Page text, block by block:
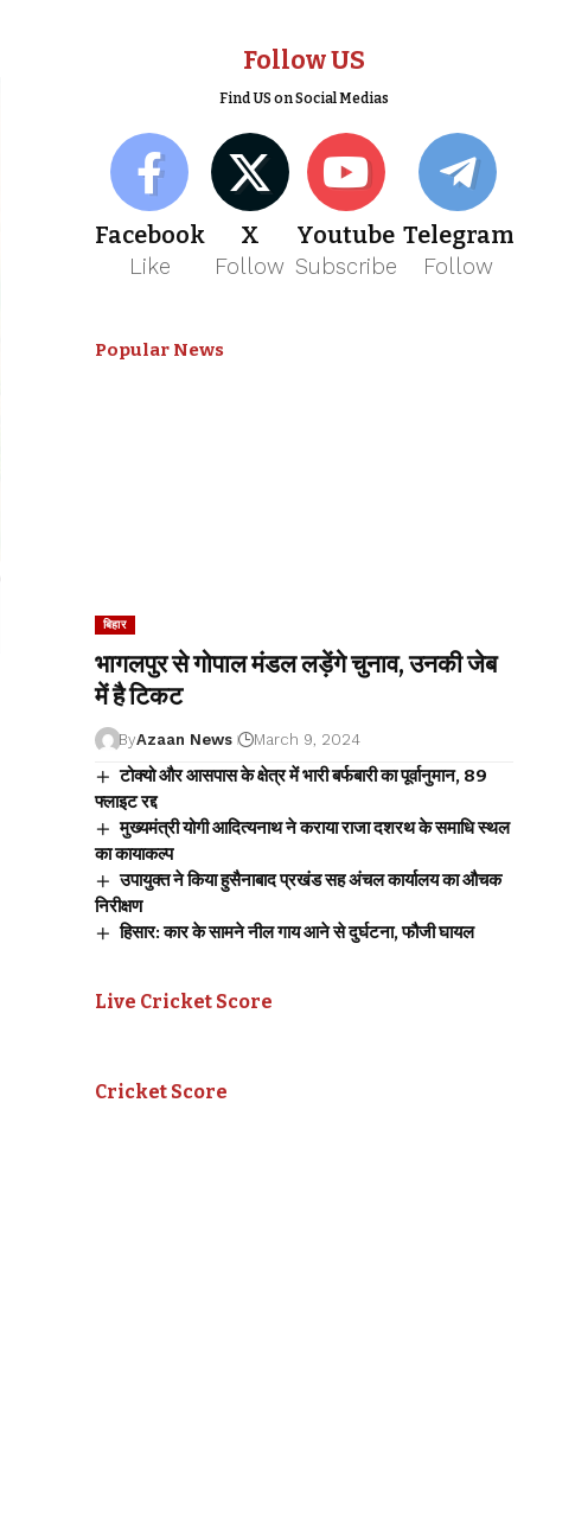
Follow US
Find US on Social Medias
Facebook
Like
X
Follow
Youtube
Subscribe
Telegram
Follow
Popular News
बिहार
भागलपुर से गोपाल मंडल लड़ेंगे चुनाव, उनकी जेब
में है टिकट
ByAzaan News March 9, 2024
टोक्यो और आसपास के क्षेत्र में भारी बर्फबारी का पूर्वानुमान, 89
फ्लाइट रद्द
मुख्यमंत्री योगी आदित्यनाथ ने कराया राजा दशरथ के समाधि स्थल
का कायाकल्प
उपायुक्त ने किया हुसैनाबाद प्रखंड सह अंचल कार्यालय का औचक
निरीक्षण
हिसार: कार के सामने नील गाय आने से दुर्घटना, फौजी घायल
Live Cricket Score
Cricket Score